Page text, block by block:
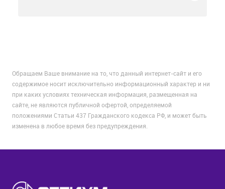
Обращаем Ваше внимание на то, что данный интернет-сайт и его
содержимое носит исключительно информационный характер и ни
при каких условиях техническая информация, размещенная на
сайте, не являются публичной офертой, определяемой
положениями Статьи 437 Гражданского кодекса РФ, и может быть
изменена в любое время без предупреждения.